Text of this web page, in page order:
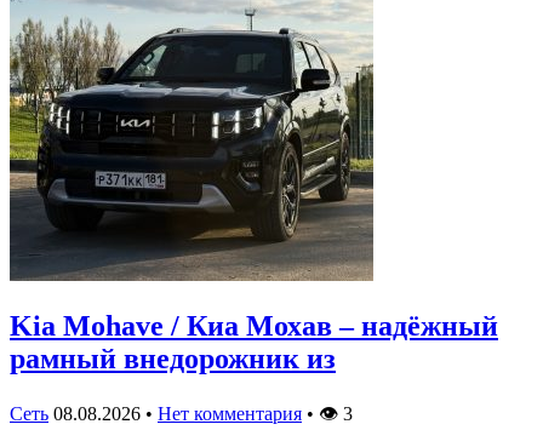
Kia Mohave / Киа Мохав – надёжный
рамный внедорожник из
Сеть 08.08.2026 • Нет комментария • 👁 3